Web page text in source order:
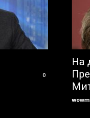
0
На